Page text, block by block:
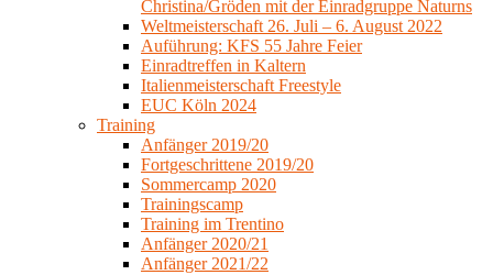
Christina/Gröden mit der Einradgruppe Naturns
Weltmeisterschaft 26. Juli – 6. August 2022
Auführung: KFS 55 Jahre Feier
Einradtreffen in Kaltern
Italienmeisterschaft Freestyle
EUC Köln 2024
Training
Anfänger 2019/20
Fortgeschrittene 2019/20
Sommercamp 2020
Trainingscamp
Training im Trentino
Anfänger 2020/21
Anfänger 2021/22